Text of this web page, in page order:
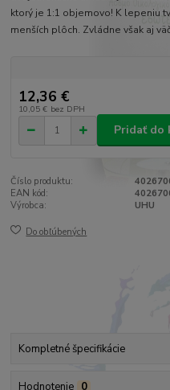
ktorý je 1:1 objemovo! K lepeniu
menších plôch. Zvládne však aj
12,36 €
10,05 € bez DPH
Pridať do
Číslo produktu:
EAN kód:
Výrobca:
UHU
Do obľúbených
Kompletné špecifikácie
Hodnotenie 0